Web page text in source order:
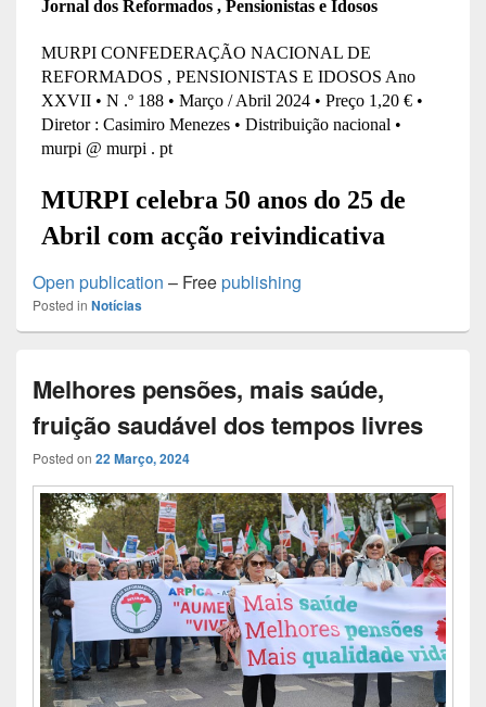
Open publication – Freepublishing
Posted in Notícias
Melhores pensões, mais saúde,
fruição saudável dos tempos livres
Posted on 22 Março, 2024